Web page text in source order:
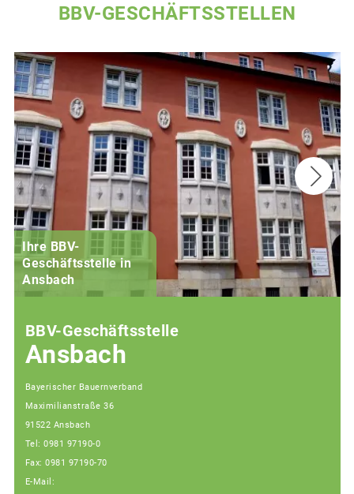
BBV-GESCHÄFTSSTELLEN
Ihre BBV-
Geschäftsstelle in
Ansbach
BBV-Geschäftsstelle
Ansbach
Bayerischer Bauernverband
Maximilianstraße 36
91522 Ansbach
Tel: 0981 97190-0
Fax: 0981 97190-70
E-Mail: